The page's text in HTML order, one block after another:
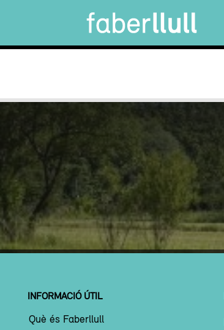
INFORMACIÓ ÚTIL
Què és Faberllull